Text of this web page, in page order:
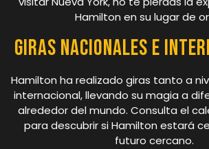
Hamilton en su lugar de
Giras Nacionales e
Hamilton ha realizado giras tanto a
internacional, llevando su magia a
alrededor del mundo. Consulta el
para descubrir si Hamilton estará
futuro cercano.